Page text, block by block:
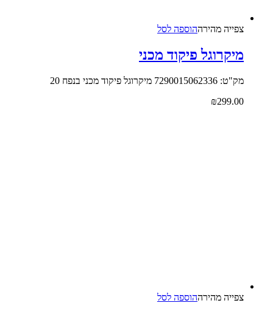
צפייה‬ ‫מהירה‬הוספה לסל
מיקרוגל פיקוד מכני
מק"ט: 7290015062336 מיקרוגל פיקוד מכני בנפח 20
₪299.00
צפייה‬ ‫מהירה‬הוספה לסל